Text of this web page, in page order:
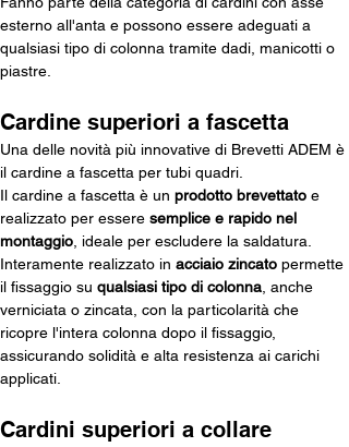
esterno all'anta e possono essere adeguati a
qualsiasi tipo di colonna tramite dadi, manicotti o
piastre.
Cardine superiori a fascetta
Una delle novità più innovative di Brevetti ADEM è
il cardine a fascetta per tubi quadri.
Il cardine a fascetta è un prodotto brevettato e
realizzato per essere semplice e rapido nel
montaggio , ideale per escludere la saldatura.
Interamente realizzato in acciaio zincato permette
il fissaggio su qualsiasi tipo di colonna , anche
verniciata o zincata, con la particolarità che
ricopre l'intera colonna dopo il fissaggio,
assicurando solidità e alta resistenza ai carichi
applicati.
Cardini superiori a collare